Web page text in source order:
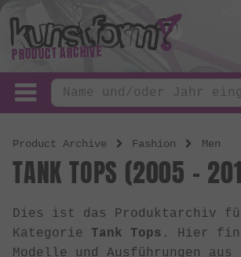
PRODUCT ARCHIVE
Product Archive Fashion Men
TANK TOPS (2005 -
Dies ist das Produktarchiv
Kategorie Tank Tops . Hier
Modelle und Ausführungen aus